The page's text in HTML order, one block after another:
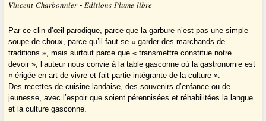
𝑉𝑖𝑛𝑐𝑒𝑛𝑡 𝐶ℎ𝑎𝑟𝑏𝑜𝑛𝑛𝑖𝑒𝑟 - 𝐸𝑑𝑖𝑡𝑖𝑜𝑛𝑠 𝑃𝑙𝑢𝑚𝑒 𝑙𝑖𝑏𝑟𝑒
Par ce clin d’œil parodique, parce que la garbure n’est pas une simple
soupe de choux, parce qu’il faut se « garder des marchands de
traditions », mais surtout parce que « transmettre constitue notre
devoir », l’auteur nous convie à la table gasconne où la gastronomie est
« érigée en art de vivre et fait partie intégrante de la culture ».
Des recettes de cuisine landaise, des souvenirs d’enfance ou de
jeunesse, avec l’espoir que soient pérennisées et réhabilitées la langue
et la culture gasconne.